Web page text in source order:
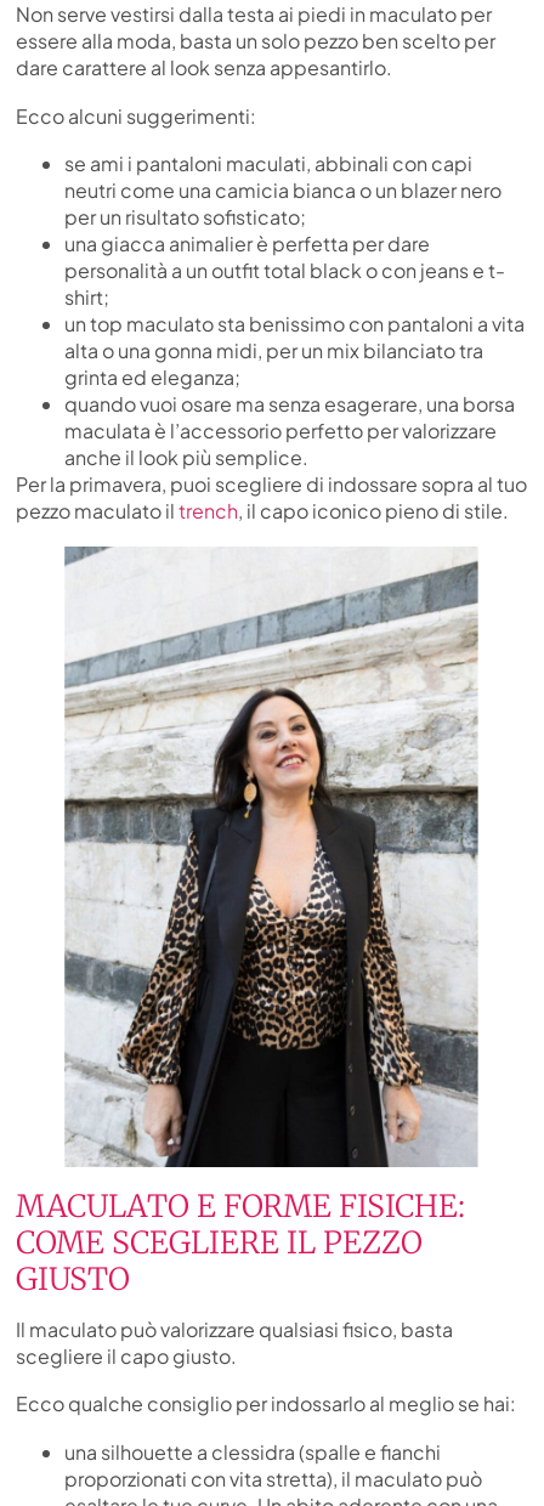
Non serve vestirsi dalla testa ai piedi in maculato per
essere alla moda, basta un solo pezzo ben scelto per
dare carattere al look senza appesantirlo.
Ecco alcuni suggerimenti:
se ami i pantaloni maculati, abbinali con capi
neutri come una camicia bianca o un blazer nero
per un risultato sofisticato;
una giacca animalier è perfetta per dare
personalità a un outfit total black o con jeans e t-
shirt;
un top maculato sta benissimo con pantaloni a vita
alta o una gonna midi, per un mix bilanciato tra
grinta ed eleganza;
quando vuoi osare ma senza esagerare, una borsa
maculata è l’accessorio perfetto per valorizzare
anche il look più semplice.
Per la primavera, puoi scegliere di indossare sopra al tuo
pezzo maculato iltrench, il capo iconico pieno di stile.
MACULATO E FORME FISICHE:
COME SCEGLIERE IL PEZZO
GIUSTO
Il maculato può valorizzare qualsiasi fisico, basta
scegliere il capo giusto.
Ecco qualche consiglio per indossarlo al meglio se hai:
una silhouette a clessidra (spalle e fianchi
proporzionati con vita stretta), il maculato può